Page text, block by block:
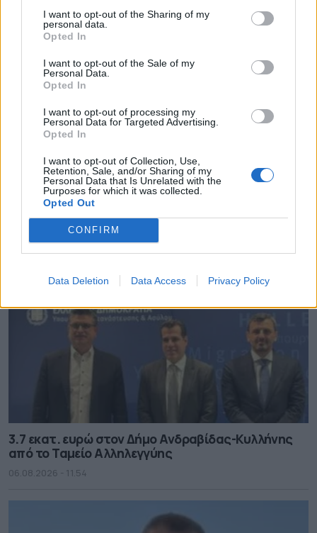
I want to opt-out of the Sharing of my
personal data.
Opted In
I want to opt-out of the Sale of my
Personal Data.
Opted In
I want to opt-out of processing my
Personal Data for Targeted Advertising.
Opted In
I want to opt-out of Collection, Use,
Retention, Sale, and/or Sharing of my
Personal Data that Is Unrelated with the
Purposes for which it was collected.
Opted Out
CONFIRM
Data Deletion Data Access Privacy Policy
Ξεκινούν οι αυτοψίες στις πληγείσες κατοικίες
και επιχειρήσεις στα Μέγαρα
06.08.2026 - 12.10
3.7 εκατ. ευρώ στον Δήμο Ανδραβίδας-Κυλλήνης
από το Ταμείο Αλληλεγγύης
06.08.2026 - 11.54